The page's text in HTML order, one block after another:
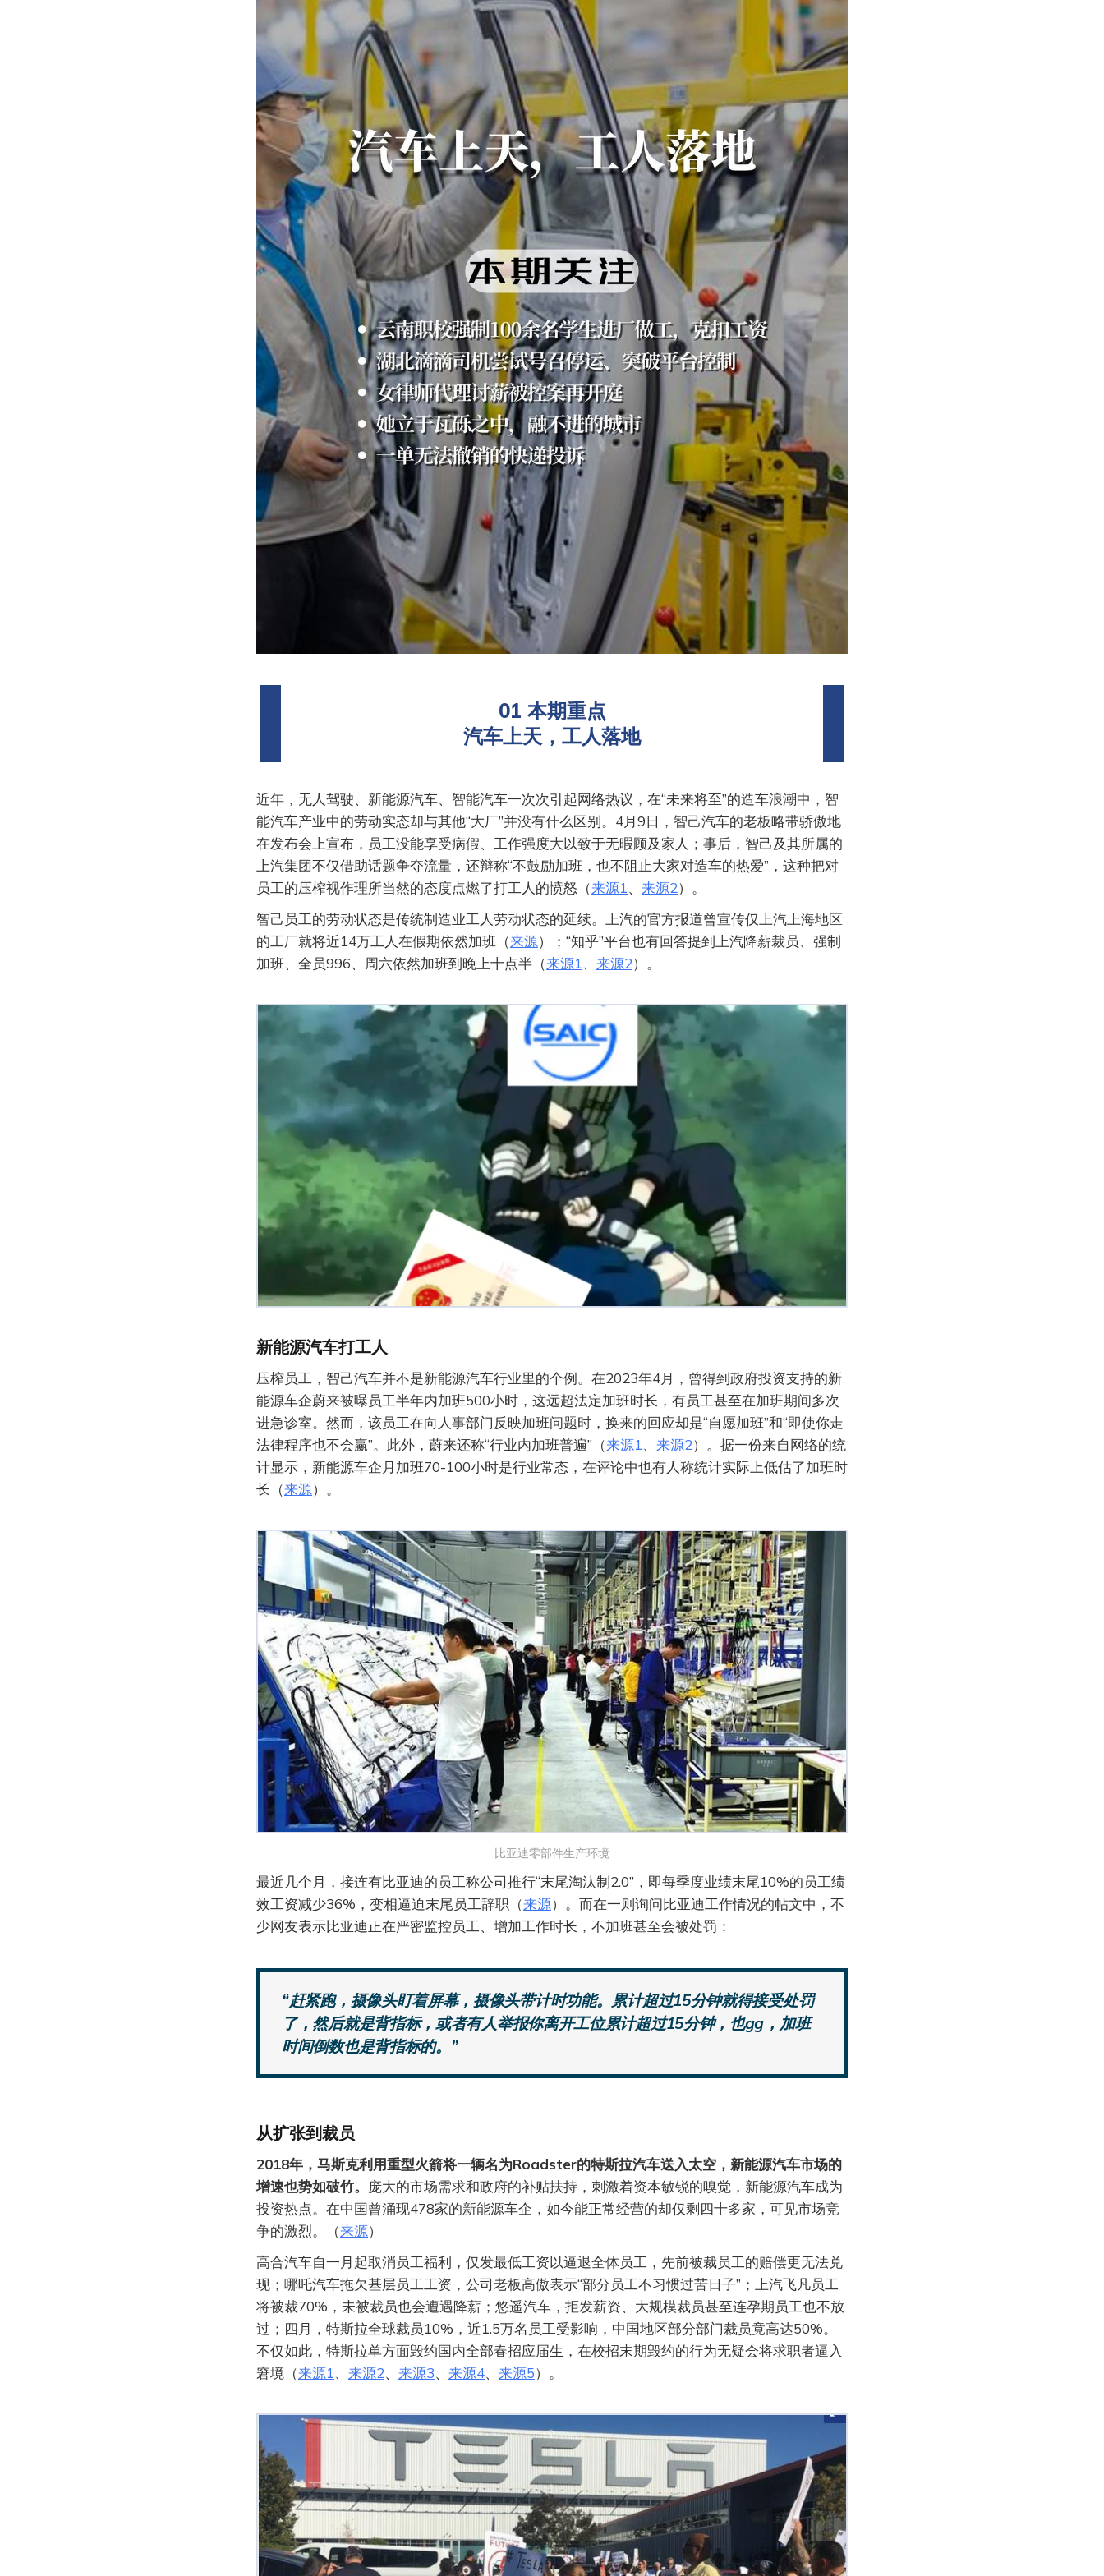
01 本期重点
汽车上天，工人落地
近年，无人驾驶、新能源汽车、智能汽车一次次引起网络热议，在“未来将至”的造车浪潮中，智
能汽车产业中的劳动实态却与其他“大厂”并没有什么区别。4月9日，智己汽车的老板略带骄傲地
在发布会上宣布，员工没能享受病假、工作强度大以致于无暇顾及家人；事后，智己及其所属的
上汽集团不仅借助话题争夺流量，还辩称“不鼓励加班，也不阻止大家对造车的热爱”，这种把对
员工的压榨视作理所当然的态度点燃了打工人的愤怒（来源1、 来源2）。
智己员工的劳动状态是传统制造业工人劳动状态的延续。上汽的官方报道曾宣传仅上汽上海地区
的工厂就将近14万工人在假期依然加班（来源）；“知乎”平台也有回答提到上汽降薪裁员、强制
加班、全员996、周六依然加班到晚上十点半（来源1、 来源2）。
新能源汽车打工人
压榨员工，智己汽车并不是新能源汽车行业里的个例。在2023年4月，曾得到政府投资支持的新
能源车企蔚来被曝员工半年内加班500小时，这远超法定加班时长，有员工甚至在加班期间多次
进急诊室。然而，该员工在向人事部门反映加班问题时，换来的回应却是“自愿加班”和“即使你走
法律程序也不会赢”。此外，蔚来还称“行业内加班普遍”（来源1、 来源2）。据一份来自网络的统
计显示，新能源车企月加班70-100小时是行业常态，在评论中也有人称统计实际上低估了加班时
长（来源）。
比亚迪零部件生产环境
最近几个月，接连有比亚迪的员工称公司推行“末尾淘汰制2.0”，即每季度业绩末尾10%的员工绩
效工资减少36%，变相逼迫末尾员工辞职（来源）。而在一则询问比亚迪工作情况的帖文中，不
少网友表示比亚迪正在严密监控员工、增加工作时长，不加班甚至会被处罚：
“赶紧跑，摄像头盯着屏幕，摄像头带计时功能。累计超过15分钟就得接受处罚
了，然后就是背指标，或者有人举报你离开工位累计超过15分钟，也gg，加班
时间倒数也是背指标的。”
从扩张到裁员
2018年，马斯克利用重型火箭将一辆名为Roadster的特斯拉汽车送入太空，新能源汽车市场的
增速也势如破竹。 庞大的市场需求和政府的补贴扶持，刺激着资本敏锐的嗅觉，新能源汽车成为
投资热点。在中国曾涌现478家的新能源车企，如今能正常经营的却仅剩四十多家，可见市场竞
争的激烈。（来源）
高合汽车自一月起取消员工福利，仅发最低工资以逼退全体员工，先前被裁员工的赔偿更无法兑
现；哪吒汽车拖欠基层员工工资，公司老板高傲表示“部分员工不习惯过苦日子”；上汽飞凡员工
将被裁70%，未被裁员也会遭遇降薪；悠遥汽车，拒发薪资、大规模裁员甚至连孕期员工也不放
过；四月，特斯拉全球裁员10%，近1.5万名员工受影响，中国地区部分部门裁员竟高达50%。
不仅如此，特斯拉单方面毁约国内全部春招应届生，在校招末期毁约的行为无疑会将求职者逼入
窘境（来源1、 来源2、 来源3、 来源4、 来源5）。